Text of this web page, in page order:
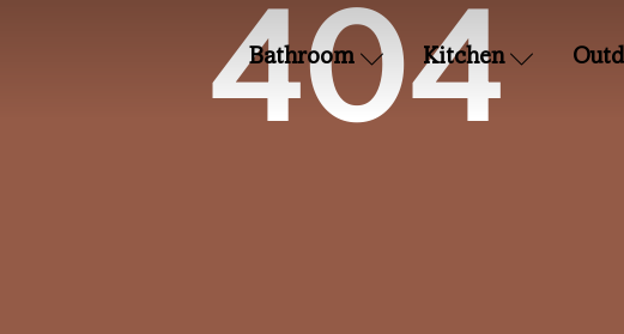
Bathroom Kitchen
404